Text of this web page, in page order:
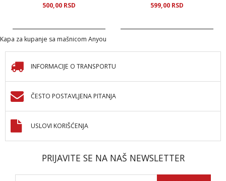
500,00 RSD
599,00 RSD
Kapa za kupanje sa mašnicom Anyou
INFORMACIJE O TRANSPORTU
ČESTO POSTAVLJENA PITANJA
USLOVI KORIŠĆENJA
PRIJAVITE SE NA NAŠ NEWSLETTER